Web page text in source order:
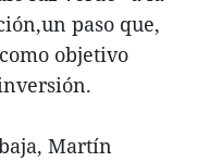
paso que,
objetivo
Martín